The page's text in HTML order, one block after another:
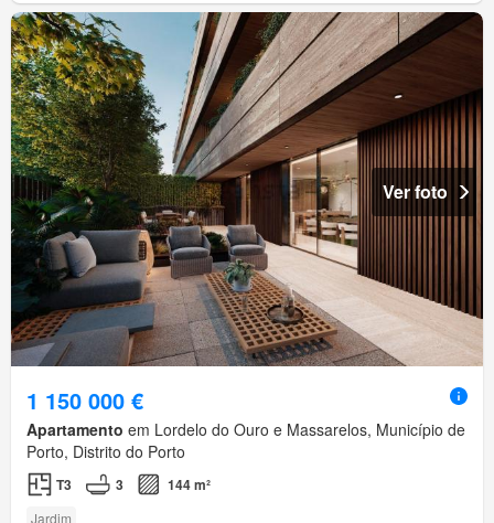
Ver foto
1 150 000 €
Apartamento em Lordelo do Ouro e Massarelos, Município de
Porto, Distrito do Porto
T3 3 144 m²
Jardim